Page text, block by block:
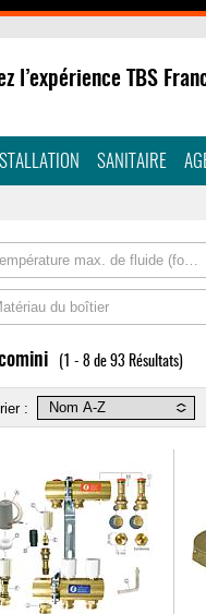
l’expérience TBS
SANITAIRE
max. de fluide
du boîtier
(1 - 8 de 93 Résultats)
: